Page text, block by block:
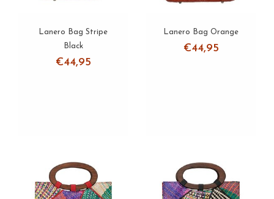
Lanero Bag Stripe
Black
€44,95
Lanero Bag Orange
€44,95